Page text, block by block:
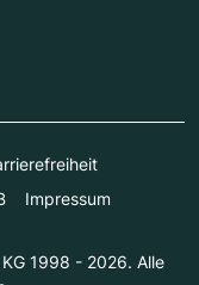
Impressum
1998 - 2026. Alle